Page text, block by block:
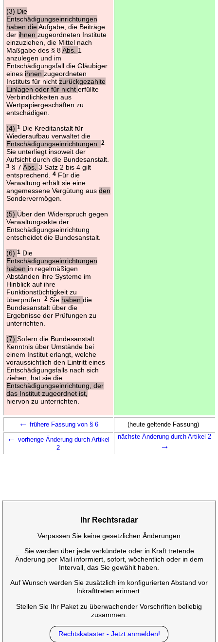
(3) Die
Entschädigungseinrichtungen
haben dieAufgabe, die Beiträge
der ihnen zugeordneten Institute
einzuziehen, die Mittel nach
Maßgabe des § 8Abs. 1
anzulegen und im
Entschädigungsfall die Gläubiger
eines ihnen zugeordneten
Instituts für nicht zurückgezahlte
Einlagen oder für nicht erfüllte
Verbindlichkeiten aus
Wertpapiergeschäften zu
entschädigen.
(4) 1Die Kreditanstalt für
Wiederaufbau verwaltet die
Entschädigungseinrichtungen.
2
Sie unterliegt insoweit der
Aufsicht durch die Bundesanstalt.
3§ 7 Abs. 3 Satz 2 bis 4 gilt
entsprechend.
4Für die
Verwaltung erhält sie eine
angemessene Vergütung aus den
Sondervermögen.
(5) Über den Widerspruch gegen
Verwaltungsakte der
Entschädigungseinrichtung
entscheidet die Bundesanstalt.
(6) 1Die
Entschädigungseinrichtungen
haben in regelmäßigen
Abständen ihre Systeme im
Hinblick auf ihre
Funktionstüchtigkeit zu
überprüfen.
2Sie haben die
Bundesanstalt über die
Ergebnisse der Prüfungen zu
unterrichten.
(7) Sofern die Bundesanstalt
Kenntnis über Umstände bei
einem Institut erlangt, welche
voraussichtlich den Eintritt eines
Entschädigungsfalls nach sich
ziehen, hat sie die
Entschädigungseinrichtung, der
das Institut zugeordnet ist,
hiervon zu unterrichten.
← frühere Fassung von § 6 (heute geltende Fassung)
← vorherige Änderung durch Artikel
2
nächste Änderung durch Artikel 2
→
Ihr Rechtsradar
Verpassen Sie keine gesetzlichen Änderungen
Sie werden über jede verkündete oder in Kraft tretende
Änderung per Mail informiert, sofort, wöchentlich oder in dem
Intervall, das Sie gewählt haben.
Auf Wunsch werden Sie zusätzlich im konfigurierten Abstand vor
Inkrafttreten erinnert.
Stellen Sie Ihr Paket zu überwachender Vorschriften beliebig
zusammen.
Rechtskataster - Jetzt anmelden!